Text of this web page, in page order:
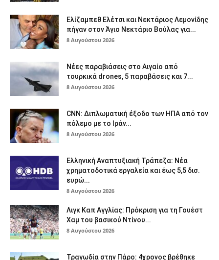
Ελίζαμπεθ Ελέτσι και Νεκτάριος Λεμονίδης
πήγαν στον Άγιο Νεκτάριο Βούλας για...
8 Αυγούστου 2026
Νέες παραβιάσεις στο Αιγαίο από
τουρκικά drones, 5 παραβάσεις και 7...
8 Αυγούστου 2026
CNN: Διπλωματική έξοδο των ΗΠΑ από τον
πόλεμο με το Ιράν...
8 Αυγούστου 2026
Ελληνική Αναπτυξιακή Τράπεζα: Νέα
χρηματοδοτικά εργαλεία και έως 5,5 δισ.
ευρώ...
8 Αυγούστου 2026
Λιγκ Καπ Αγγλίας: Πρόκριση για τη Γουέστ
Χαμ του βασικού Ντίνου...
8 Αυγούστου 2026
Τραγωδία στην Πάρο: 4χρονος βρέθηκε